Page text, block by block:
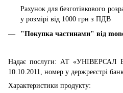
Рахунок для безготівкового
у розмірі від 1000 грн з ПДВ
"Покупка частинами" від
Надає послуги: АТ «УНІВЕРСАЛ
10.10.2011, номер у держреєстрі
Характеристики продукту: